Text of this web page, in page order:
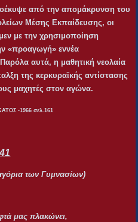
από την απομάκρυνση του
Μέσης Εκπαίδευσης, οι
με την χρησιμοποίηση
«προαγωγή» εννέα
αυτά, η μαθητική νεολαία
της κερκυραϊκής αντίστασης
μαχητές στον αγώνα.
-1966 σελ.161
των Γυμνασίων)
μας πλακώνει,